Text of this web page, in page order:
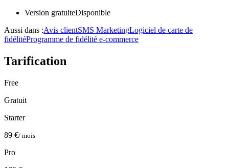
Version gratuiteDisponible
Aussi dans :Avis clientSMS MarketingLogiciel de carte de
fidélitéProgramme de fidélité e-commerce
Tarification
Free
Gratuit
Starter
89 €/ mois
Pro